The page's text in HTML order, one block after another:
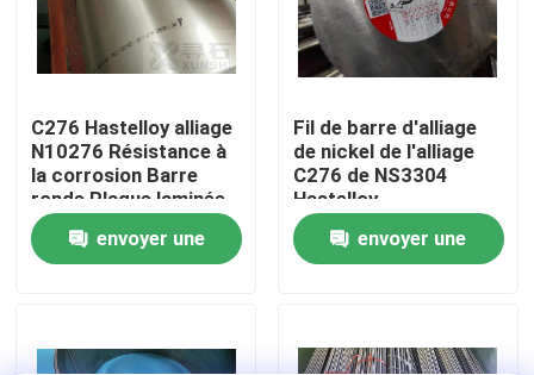
Vidéos
Visite de l'usine
Contrôle de la qualité
C276 Hastelloy alliage
N10276 Résistance à
la corrosion Barre
ronde Plaque laminée
à froid ronde
envoyer une
Fil de barre d'alliage
de nickel de l'alliage
C276 de NS3304
Hastelloy
anticorrosion
envoyer une